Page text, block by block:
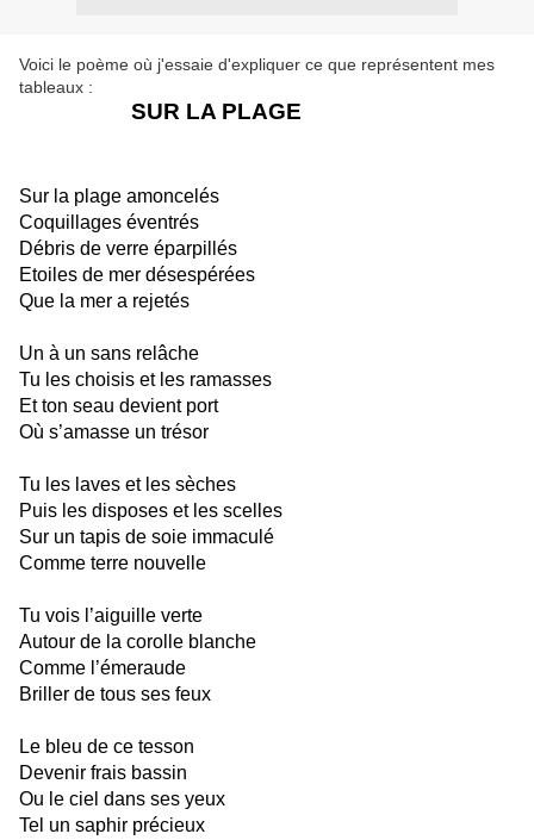
Voici le poème où j'essaie d'expliquer ce que représentent mes
tableaux :
SUR LA PLAGE
Sur la plage amoncelés
Coquillages éventrés
Débris de verre éparpillés
Etoiles de mer désespérées
Que la mer a rejetés
Un à un sans relâche
Tu les choisis et les ramasses
Et ton seau devient port
Où s’amasse un trésor
Tu les laves et les sèches
Puis les disposes et les scelles
Sur un tapis de soie immaculé
Comme terre nouvelle
Tu vois l’aiguille verte
Autour de la corolle blanche
Comme l’émeraude
Briller de tous ses feux
Le bleu de ce tesson
Devenir frais bassin
Ou le ciel dans ses yeux
Tel un saphir précieux